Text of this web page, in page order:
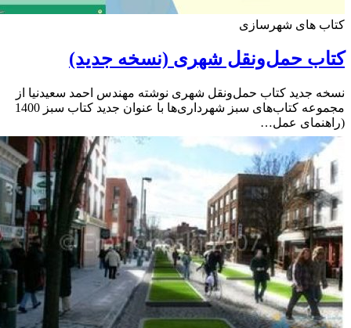
های شهرسازی
حمل‌ونقل شهری (نسخه جدید)
جدید کتاب حمل‌ونقل شهری نوشته مهندس احمد سعیدنیا از
مجموعه کتاب‌های سبز شهرداری‌ها با عنوان جدید کتاب سبز 1400
عمل…